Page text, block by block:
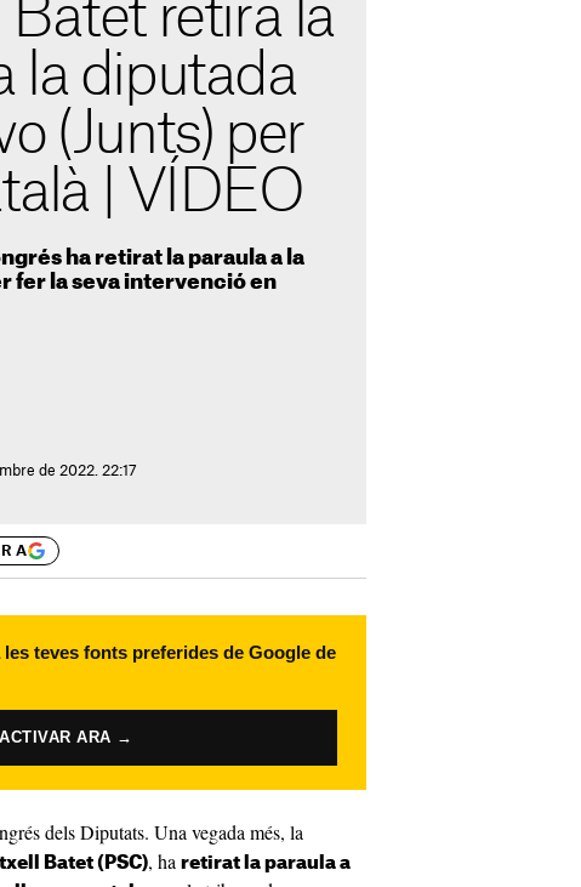
retira la
la diputada
(Junts) per
| VÍDEO
ha retirat la paraula a la
fer la seva intervenció en
de 2022. 22:17
A
teves fonts preferides de Google de
ACTIVAR ARA →
dels Diputats. Una vegada més, la
Batet (PSC), ha retirat la paraula a